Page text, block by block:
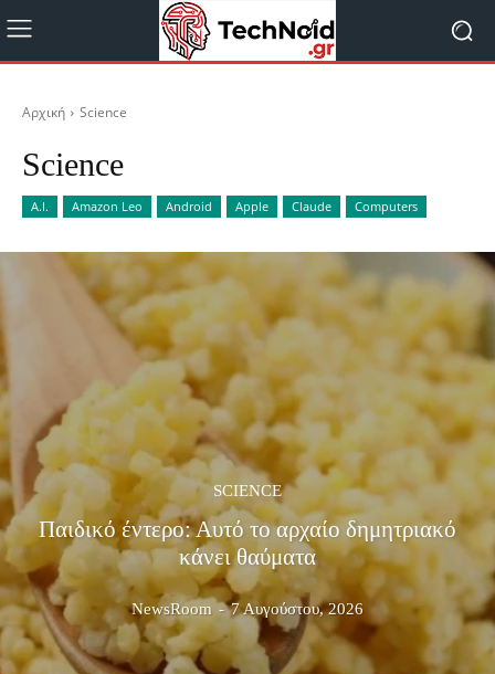
Αρχική Science
Science
A.I. Amazon Leo Android Apple Claude Computers
SCIENCE
Παιδικό έντερο: Αυτό το αρχαίο δημητριακό
κάνει θαύματα
NewsRoom - 7 Αυγούστου, 2026